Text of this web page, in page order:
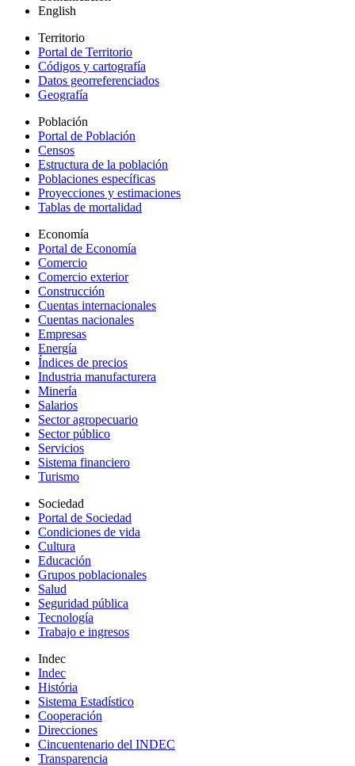
English
Territorio
Portal de Territorio
Códigos y cartografía
Datos georreferenciados
Geografía
Población
Portal de Población
Censos
Estructura de la población
Poblaciones específicas
Proyecciones y estimaciones
Tablas de mortalidad
Economía
Portal de Economía
Comercio
Comercio exterior
Construcción
Cuentas internacionales
Cuentas nacionales
Empresas
Energía
Índices de precios
Industria manufacturera
Minería
Salarios
Sector agropecuario
Sector público
Servicios
Sistema financiero
Turismo
Sociedad
Portal de Sociedad
Condiciones de vida
Cultura
Educación
Grupos poblacionales
Salud
Seguridad pública
Tecnología
Trabajo e ingresos
Indec
Indec
História
Sistema Estadístico
Cooperación
Direcciones
Cincuentenario del INDEC
Transparencia